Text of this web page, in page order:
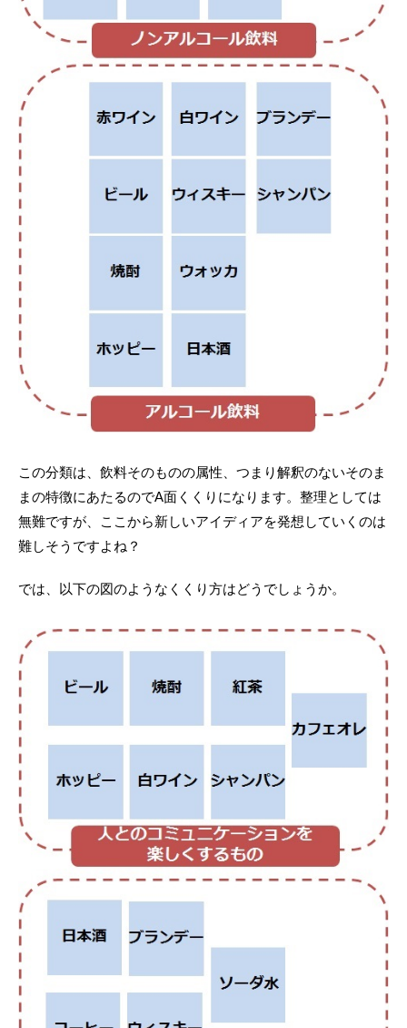
この分類は、飲料そのものの属性、つまり解釈のないそのま
まの特徴にあたるのでA面くくりになります。整理としては
無難ですが、ここから新しいアイディアを発想していくのは
難しそうですよね？
では、以下の図のようなくくり方はどうでしょうか。